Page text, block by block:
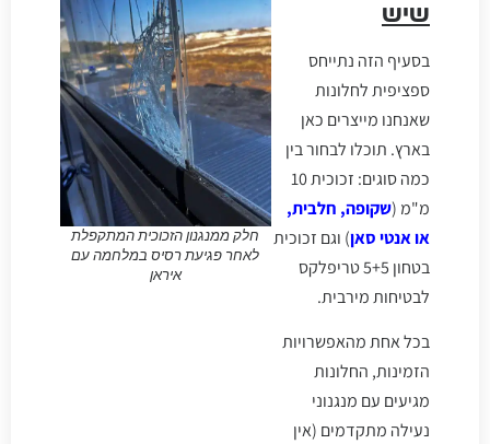
שיש
בסעיף הזה נתייחס
ספציפית לחלונות
שאנחנו מייצרים כאן
בארץ. תוכלו לבחור בין
כמה סוגים: זכוכית 10
מ"מ (שקופה, חלבית,
או אנטי סאן) וגם זכוכית
בטחון 5+5 טריפלקס
לבטיחות מירבית.
בכל אחת מהאפשרויות
הזמינות, החלונות
מגיעים עם מנגנוני
נעילה מתקדמים (אין
חלק ממנגנון הזכוכית המתקפלת
לאחר פגיעת רסיס במלחמה עם
איראן